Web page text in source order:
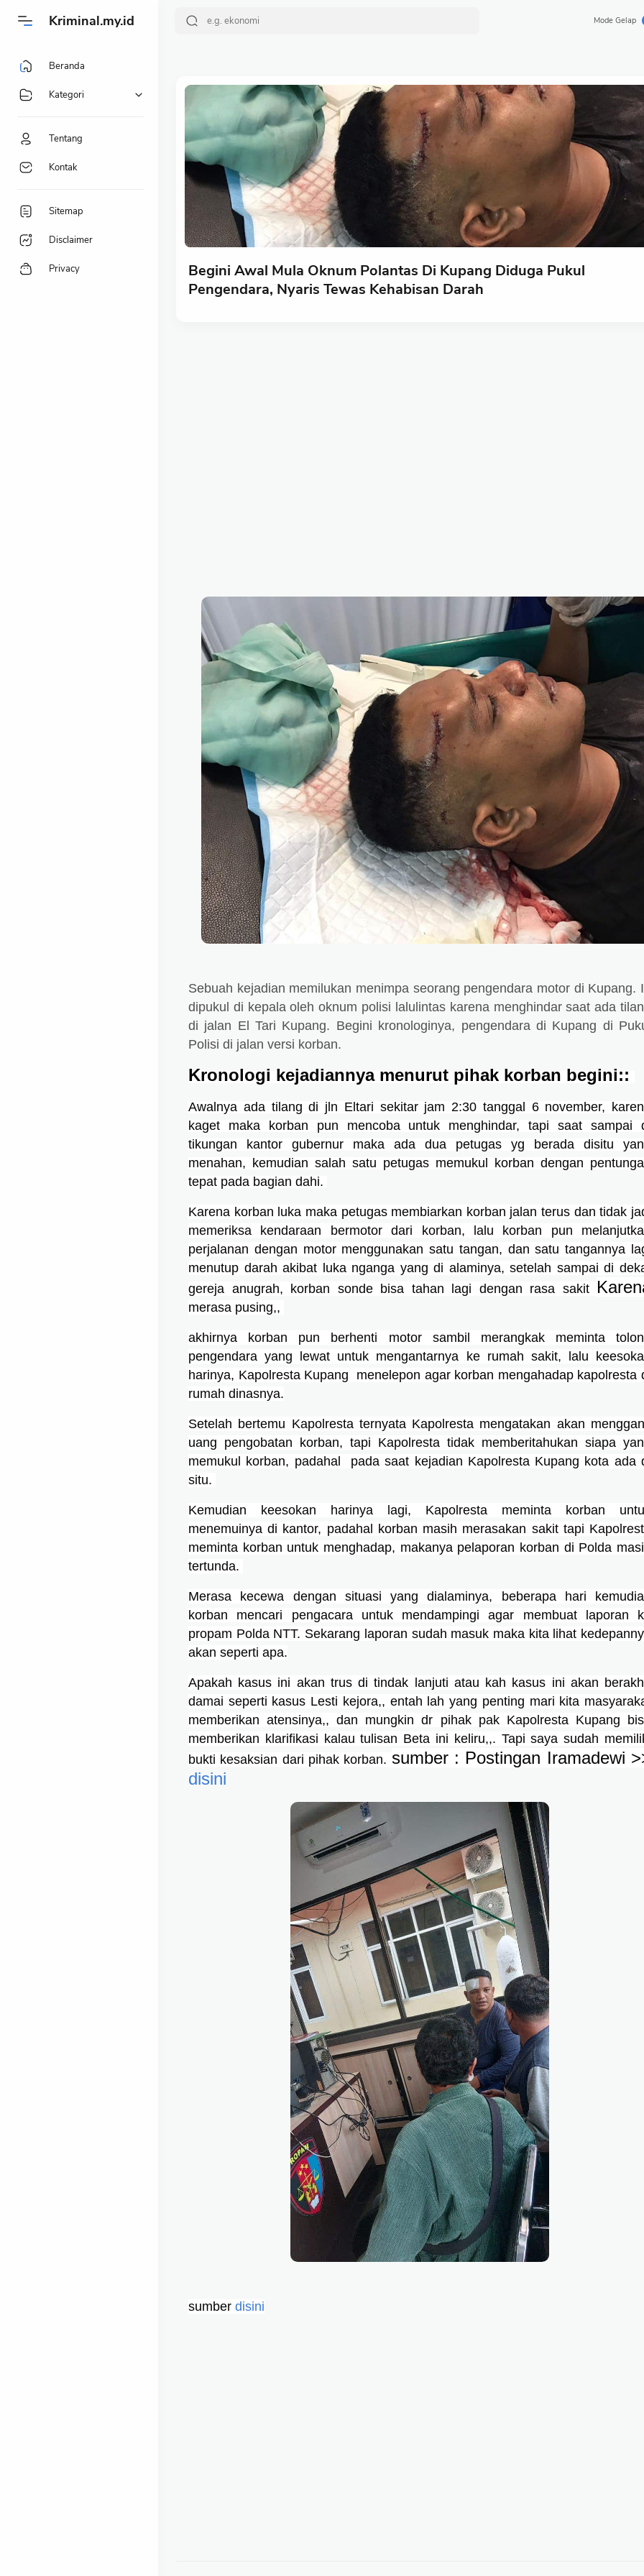
Kriminal.my.id Mode Gelap
Begini Awal Mula Oknum Polantas Di Kupang Diduga Pukul
Pengendara, Nyaris Tewas Kehabisan Darah
Sebuah kejadian memilukan menimpa seorang pengendara motor di Kupang.
dipukul di kepala oleh oknum polisi lalulintas karena menghindar saat ada
di jalan El Tari Kupang. Begini kronologinya, pengendara di Kupang di
Polisi di jalan versi korban.
Kronologi kejadiannya menurut pihak korban begini::
Awalnya ada tilang di jln Eltari sekitar jam 2:30 tanggal 6 november,
kaget maka korban pun mencoba untuk menghindar, tapi saat sampai
tikungan kantor gubernur maka ada dua petugas yg berada disitu
menahan, kemudian salah satu petugas memukul korban dengan
tepat pada bagian dahi.
Karena korban luka maka petugas membiarkan korban jalan terus dan tidak
memeriksa kendaraan
bermotor dari korban, lalu korban pun
perjalanan dengan motor menggunakan satu tangan, dan satu tangannya
menutup darah akibat luka nganga yang di alaminya, setelah sampai di
gereja anugrah, korban sonde bisa tahan lagi dengan rasa sakit
merasa pusing,,
akhirnya korban pun berhenti motor sambil merangkak meminta
pengendara yang lewat untuk mengantarnya ke rumah sakit, lalu
harinya, Kapolresta Kupang  menelepon agar korban mengahadap kapolresta
rumah dinasnya.
Setelah bertemu Kapolresta ternyata Kapolresta mengatakan akan
uang pengobatan korban, tapi Kapolresta tidak memberitahukan siapa
memukul korban, padahal  pada saat kejadian Kapolresta Kupang kota ada
situ.
Kemudian keesokan harinya lagi, Kapolresta meminta korban
menemuinya di kantor, padahal korban masih merasakan sakit tapi
meminta korban untuk menghadap, makanya pelaporan korban di Polda
tertunda.
Merasa kecewa dengan situasi yang dialaminya, beberapa hari
korban mencari pengacara untuk mendampingi agar membuat laporan
propam Polda NTT. Sekarang laporan sudah masuk maka kita lihat
akan seperti apa.
Apakah kasus ini akan trus di tindak lanjuti atau kah kasus ini akan
damai seperti kasus Lesti kejora,, entah lah yang penting mari kita
memberikan atensinya,, dan mungkin dr pihak pak Kapolresta Kupang
memberikan klarifikasi kalau tulisan Beta ini keliru,,. Tapi saya sudah
bukti kesaksian dari pihak korban.
disini
sumber disini
Beranda
Kategori
Tentang
Kontak
Sitemap
Disclaimer
Privacy